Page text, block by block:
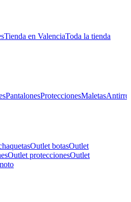
Tienda en ValenciaToda la tienda
PantalonesProteccionesMaletas
Outlet botasOutlet
Outlet proteccionesOutlet